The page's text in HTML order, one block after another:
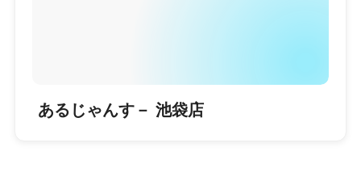
あるじゃんす－ 池袋店